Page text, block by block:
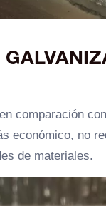
comparación
económico, no
de materiales.